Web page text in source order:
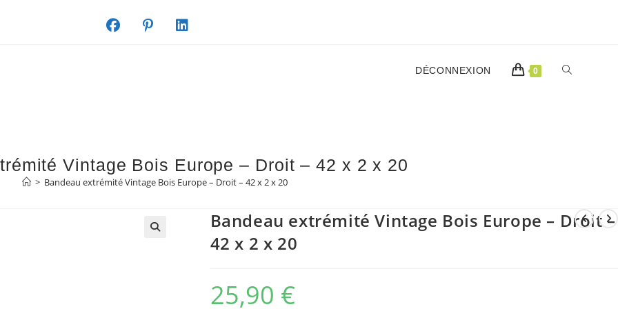
DÉCONNEXION 0 TOGGLE
Vintage Bois Europe – Droit – 42 x 2 x 20
> Bandeau extrémité Vintage Bois Europe – Droit – 42 x 2 x 20
Bandeau extrémité Vintage Bois Europe – Droit –
42 x 2 x 20
25,90 €